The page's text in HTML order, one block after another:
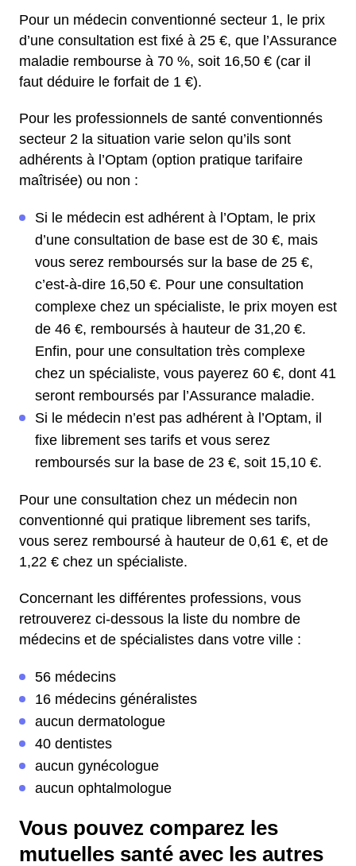
Pour un médecin conventionné secteur 1, le prix
d’une consultation est fixé à 25 €, que l’Assurance
maladie rembourse à 70 %, soit 16,50 € (car il
faut déduire le forfait de 1 €).
Pour les professionnels de santé conventionnés
secteur 2 la situation varie selon qu’ils sont
adhérents à l’Optam (option pratique tarifaire
maîtrisée) ou non :
Si le médecin est adhérent à l’Optam, le prix
d’une consultation de base est de 30 €, mais
vous serez remboursés sur la base de 25 €,
c’est-à-dire 16,50 €. Pour une consultation
complexe chez un spécialiste, le prix moyen est
de 46 €, remboursés à hauteur de 31,20 €.
Enfin, pour une consultation très complexe
chez un spécialiste, vous payerez 60 €, dont 41
seront remboursés par l’Assurance maladie.
Si le médecin n’est pas adhérent à l’Optam, il
fixe librement ses tarifs et vous serez
remboursés sur la base de 23 €, soit 15,10 €.
Pour une consultation chez un médecin non
conventionné qui pratique librement ses tarifs,
vous serez remboursé à hauteur de 0,61 €, et de
1,22 € chez un spécialiste.
Concernant les différentes professions, vous
retrouverez ci-dessous la liste du nombre de
médecins et de spécialistes dans votre ville :
56 médecins
16 médecins généralistes
aucun dermatologue
40 dentistes
aucun gynécologue
aucun ophtalmologue
Vous pouvez comparez les
mutuelles santé avec les autres